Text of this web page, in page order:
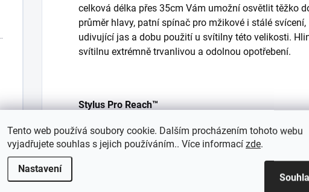
Tento web používá soubory cookie. Dalším procházením tohoto webu
vyjadřujete souhlas s jejich používáním.. Více informací zde.
Nastavení
celková délka přes 35cm Vám umožní osvětlit těžko
průměr hlavy, patní spínač pro mžikové i stálé
udivující jas a dobu použití u svítilny této velikosti.
svítilnu extrémně trvanlivou a odolnou opotřebení.
Stylus Pro Reach™
Stylus Pro Reach je kompaktní svítilna ve velikosti
flexibilního kabelu potaženým polyethylenem.
celková délka přes 35cm Vám umožní osvětlit
průměr hlavy, patní spínač pro mžikové i stálé